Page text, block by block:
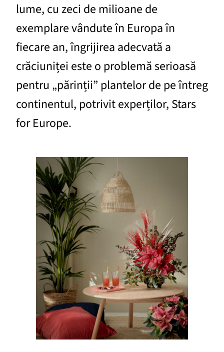
lume, cu zeci de milioane de
exemplare vândute în Europa în
fiecare an, îngrijirea adecvată a
crăciuniței este o problemă serioasă
pentru „părinții” plantelor de pe întreg
continentul, potrivit experților, Stars
for Europe.